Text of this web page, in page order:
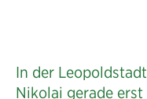
In der
Nikolai gerade